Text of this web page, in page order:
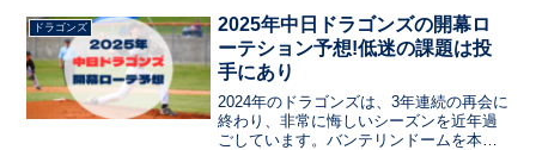
注目なのかなど、気になる情報をまとめ
ました。今年のチームの要・エースとな
るピッチャーは誰だ？
ドラゴンズ
2025年中日ドラゴンズの開幕ロ
ーテション予想!低迷の課題は投
手にあり
2024年のドラゴンズは、3年連続の再会に
終わり、非常に悔しいシーズンを近年過
ごしています。バンテリンドームを本拠